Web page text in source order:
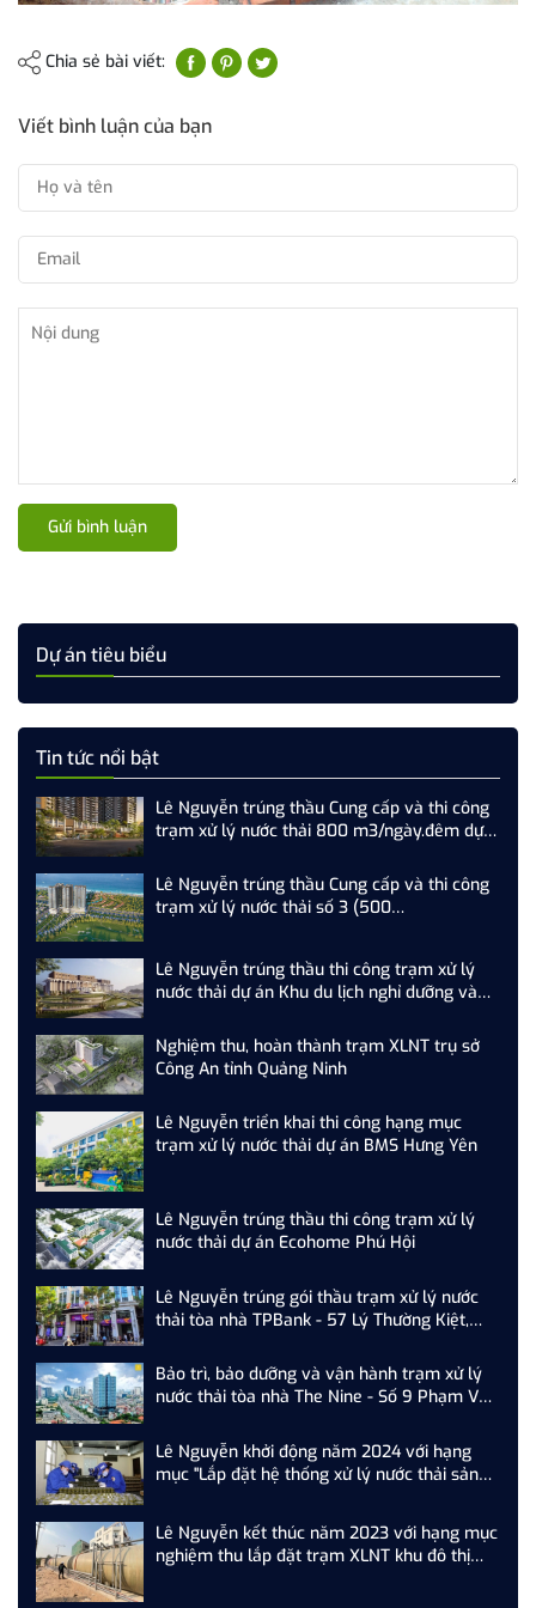
Chia sẻ bài viết:
Viết bình luận của bạn
Gửi bình luận
Dự án tiêu biểu
Tin tức nổi bật
Lê Nguyễn trúng thầu Cung cấp và thi công
trạm xử lý nước thải 800 m3/ngày.đêm dự
Lê Nguyễn trúng thầu Cung cấp và thi công
trạm xử lý nước thải số 3 (500
Lê Nguyễn trúng thầu thi công trạm xử lý
nước thải dự án Khu du lịch nghỉ dưỡng và
Nghiệm thu, hoàn thành trạm XLNT trụ sở
Công An tỉnh Quảng Ninh
Lê Nguyễn triển khai thi công hạng mục
trạm xử lý nước thải dự án BMS Hưng Yên
Lê Nguyễn trúng thầu thi công trạm xử lý
nước thải dự án Ecohome Phú Hội
Lê Nguyễn trúng gói thầu trạm xử lý nước
thải tòa nhà TPBank - 57 Lý Thường Kiệt,
Bảo trì, bảo dưỡng và vận hành trạm xử lý
nước thải tòa nhà The Nine - Số 9 Phạm Văn
Lê Nguyễn khởi động năm 2024 với hạng
mục "Lắp đặt hệ thống xử lý nước thải sản
Lê Nguyễn kết thúc năm 2023 với hạng mục
nghiệm thu lắp đặt trạm XLNT khu đô thị